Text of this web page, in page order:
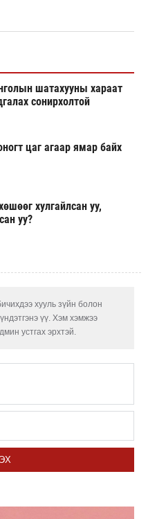
шатахууны хараат
сонирхолтой
цаг агаар ямар байх
хулгайлсан уу,
уу?
хууль зүйн болон
үү. Хэм хэмжээ
устгах эрхтэй.